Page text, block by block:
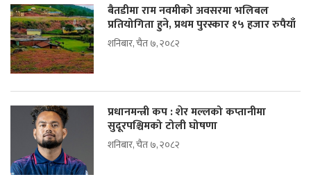
बैतडीमा राम नवमीको अवसरमा भलिबल
प्रतियोगिता हुने, प्रथम पुरस्कार १५ हजार रुपैयाँ
शनिबार, चैत ७, २०८२
प्रधानमन्त्री कप : शेर मल्लको कप्तानीमा
सुदूरपश्चिमको टोली घोषणा
शनिबार, चैत ७, २०८२